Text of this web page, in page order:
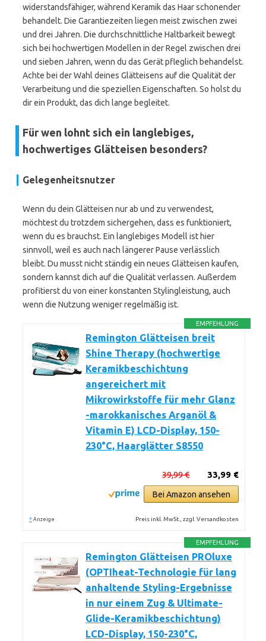
widerstandsfähiger, während Keramik das Haar schonender
behandelt. Die Garantiezeiten liegen meist zwischen zwei
und drei Jahren. Die durchschnittliche Haltbarkeit bewegt
sich bei hochwertigen Modellen in der Regel zwischen drei
und sieben Jahren, wenn du das Gerät pfleglich behandelst.
Achte bei der Wahl deines Glätteisens auf die Qualität der
Verarbeitung und die speziellen Eigenschaften. So holst du
dir ein Produkt, das dich lange begleitet.
Für wen lohnt sich ein langlebiges,
hochwertiges Glätteisen besonders?
Gelegenheitsnutzer
Wenn du dein Glätteisen nur ab und zu verwendest,
möchtest du trotzdem sichergehen, dass es funktioniert,
wenn du es brauchst. Ein langlebiges Modell ist hier
sinnvoll, weil es auch nach längerer Pause verlässlich
bleibt. Du musst nicht ständig ein neues Glätteisen kaufen,
sondern kannst dich auf die Qualität verlassen. Außerdem
profitierst du von einer konstanten Stylingleistung, auch
wenn die Nutzung weniger regelmäßig ist.
EMPFEHLUNG
Remington Glätteisen breit
Shine Therapy (hochwertige
Keramikbeschichtung
angereichert mit
Mikrowirkstoffe für mehr Glanz
-marokkanisches Arganöl &
Vitamin E) LCD-Display, 150-
230°C, Haarglätter S8550
33,99 €
39,99 €
Bei Amazon ansehen
* Anzeige Preis inkl. MwSt., zzgl. Versandkosten
EMPFEHLUNG
Remington Glätteisen PROluxe
(OPTIheat-Technologie für lang
anhaltende Styling-Ergebnisse
in nur einem Zug & Ultimate-
Glide-Keramikbeschichtung)
LCD-Display, 150-230°C,